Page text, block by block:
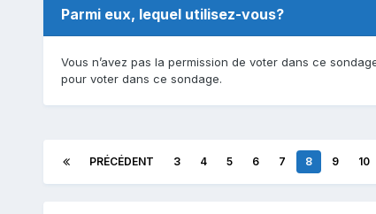
Parmi eux, lequel utilisez-vous?
Vous n’avez pas la permission de voter dans ce
pour voter dans ce sondage.
PRÉCÉDENT 3 4 5 6 7 8 9 10